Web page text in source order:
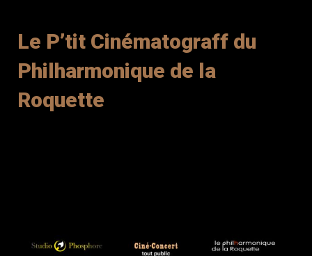
Pédagogie
Documentations
Photos
Le P’tit Cinématograff du
Philharmonique de la
Roquette